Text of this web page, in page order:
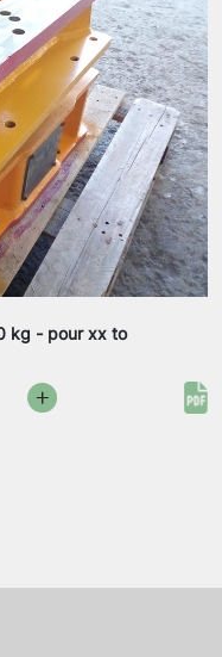
kg - pour xx to